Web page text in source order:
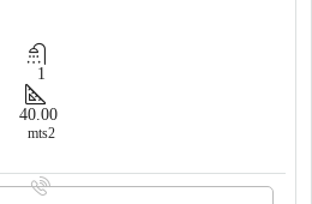
1
40.00
mts2